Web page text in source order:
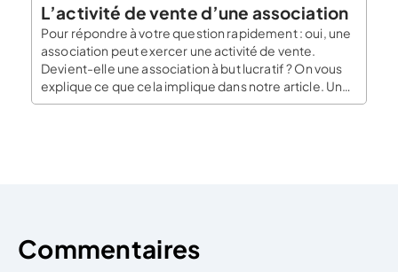
L’activité de vente d’une association
Pour répondre à votre question rapidement : oui, une
association peut exercer une activité de vente.
Devient-elle une association à but lucratif ? On vous
explique ce que cela implique dans notre article. Une
activité peut-elle exercer une activité de vente ? Une
Commentaires